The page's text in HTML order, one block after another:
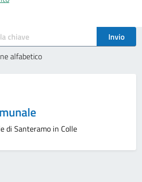
Invio
alfabetico
di Santeramo in Colle